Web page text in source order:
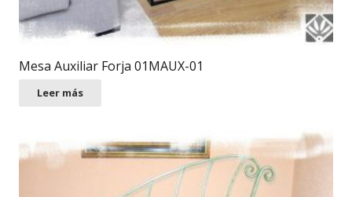
Mesa Auxiliar Forja 01MAUX-01
Leer más